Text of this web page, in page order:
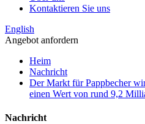
Kontaktieren Sie uns
English
Angebot anfordern
Heim
Nachricht
Der Markt für Pappbecher
einen Wert von rund 9,2
Nachricht